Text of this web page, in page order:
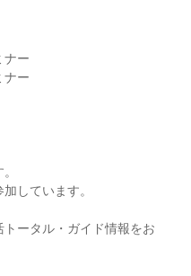
ナー
ナー
しています。
ータル・ガイド情報をお